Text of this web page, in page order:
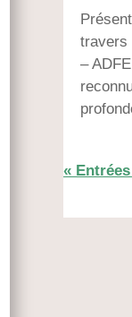
travers
–
«